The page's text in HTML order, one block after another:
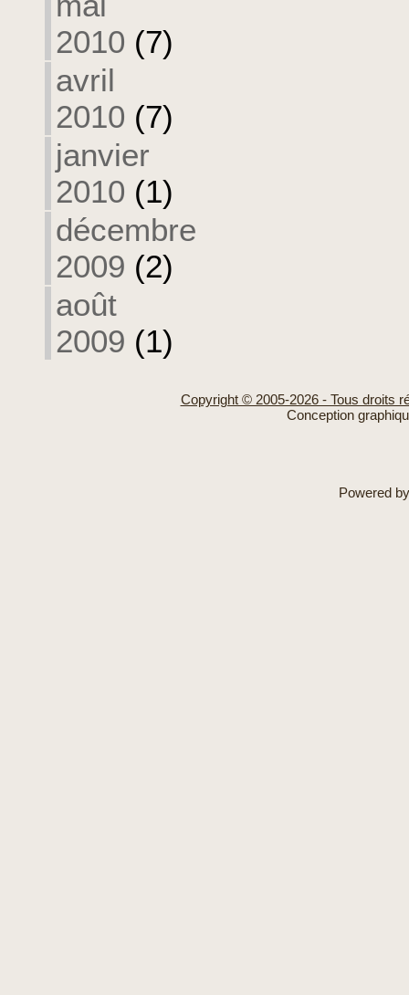
2010 (7)
avril
2010 (7)
janvier
2010 (1)
décembre
2009 (2)
août
2009 (1)
Copyright © 2005-2026 - Tous droits
Conception
Powered